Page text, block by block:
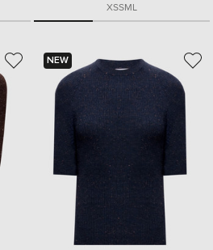
XSSML
NEW